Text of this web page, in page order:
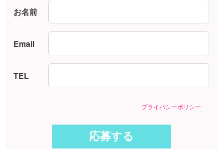
お名前
Email
TEL
プライバシーポリシー